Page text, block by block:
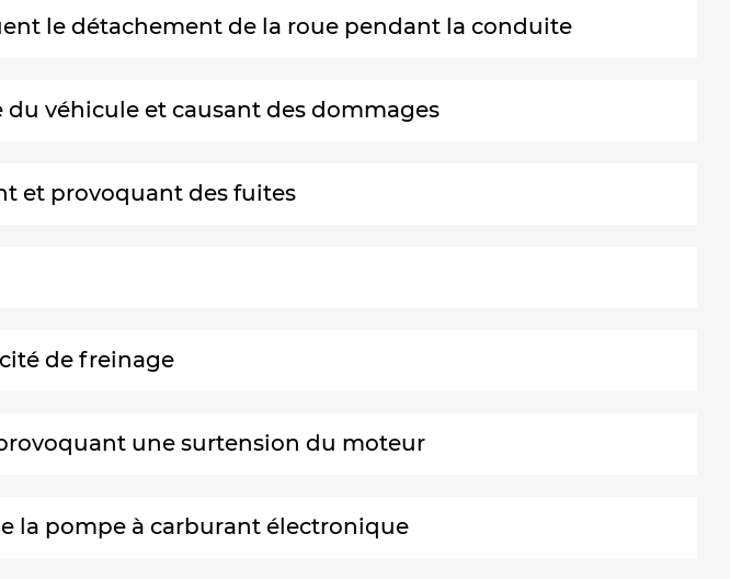
le détachement de la roue pendant la conduite
véhicule et causant des dommages
et provoquant des fuites
de freinage
une surtension du moteur
la pompe à carburant électronique